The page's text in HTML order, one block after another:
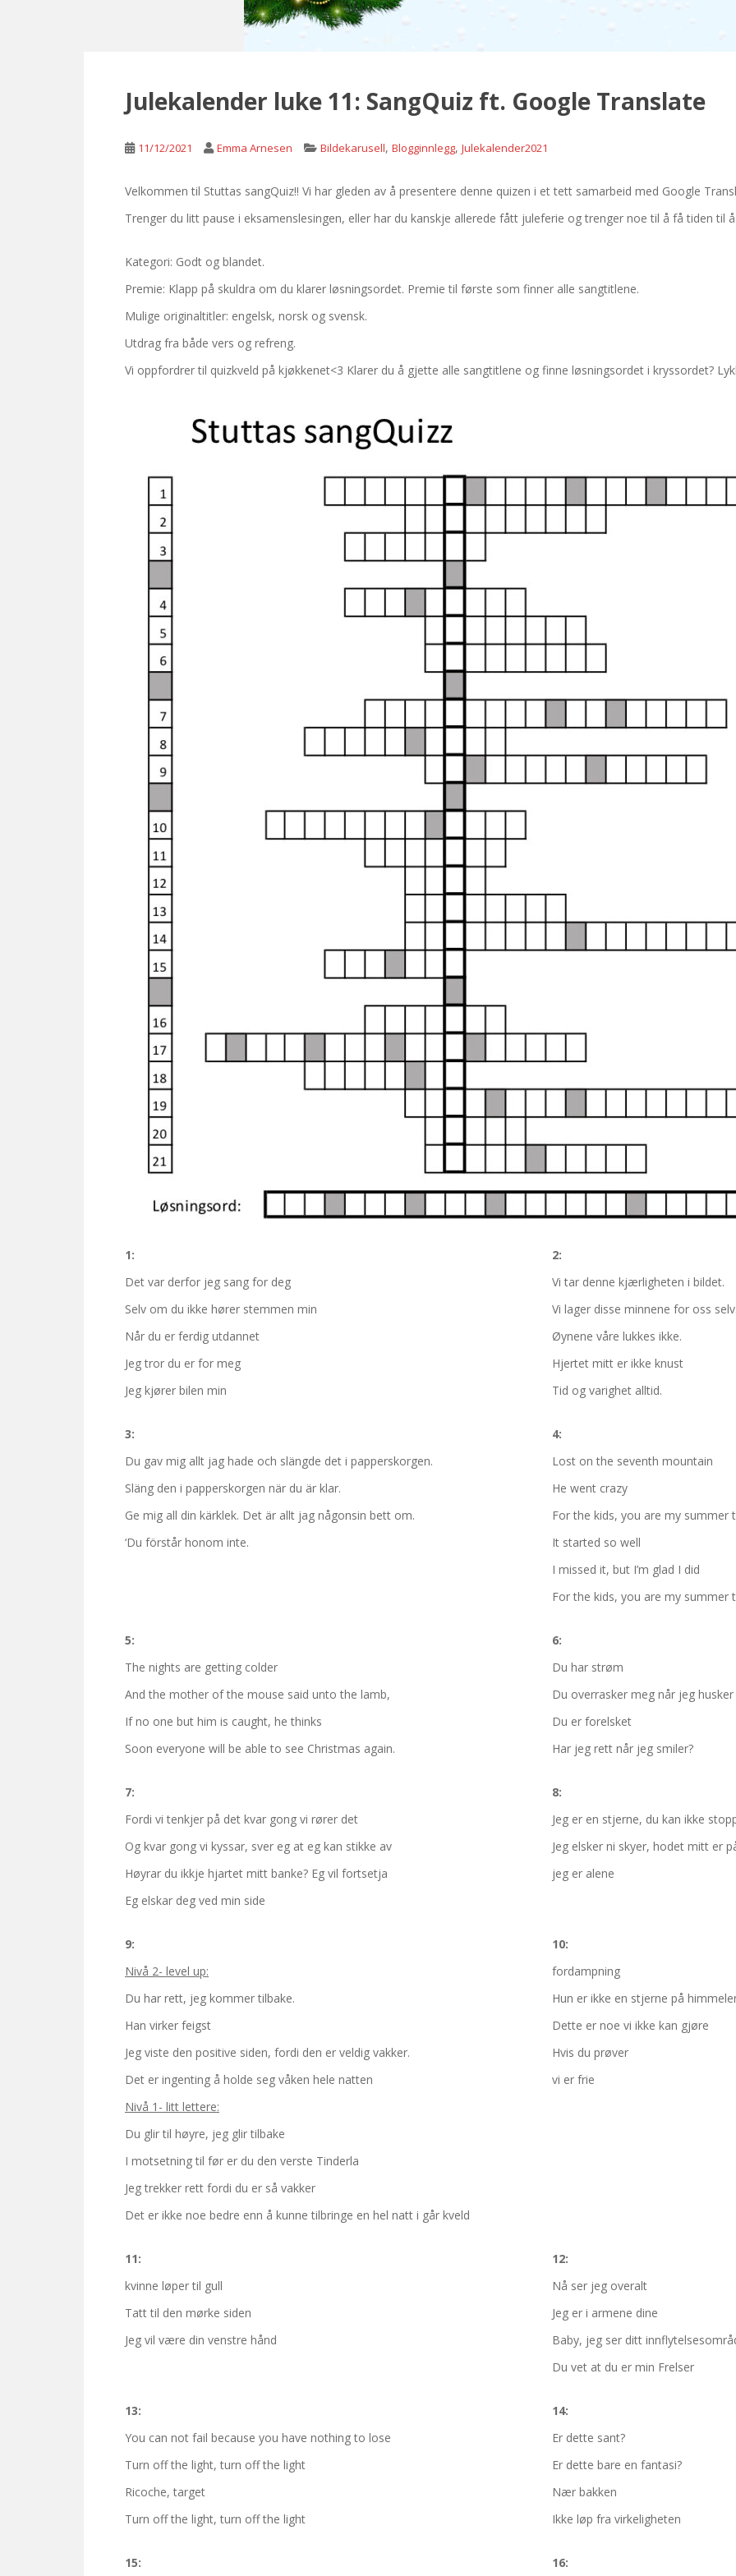
Julekalender luke 11: SangQuiz ft. Google Translate
11/12/2021 Emma Arnesen Bildekarusell, Blogginnlegg, Julekalender2021
Velkommen til Stuttas sangQuiz!! Vi har gleden av å presentere denne quizen i et tett samarbeid med Google
Trenger du litt pause i eksamenslesingen, eller har du kanskje allerede fått juleferie og trenger noe til å få tiden til
Kategori: Godt og blandet.
Premie: Klapp på skuldra om du klarer løsningsordet. Premie til første som finner alle sangtitlene.
Mulige originaltitler: engelsk, norsk og svensk.
Utdrag fra både vers og refreng.
Vi oppfordrer til quizkveld på kjøkkenet<3 Klarer du å gjette alle sangtitlene og finne løsningsordet i kryssordet?
1:
Det var derfor jeg sang for deg
Selv om du ikke hører stemmen min
Når du er ferdig utdannet
Jeg tror du er for meg
Jeg kjører bilen min
2:
Vi tar denne kjærligheten i bildet.
Vi lager disse minnene for oss
Øynene våre lukkes ikke.
Hjertet mitt er ikke knust
Tid og varighet alltid.
3:
Du gav mig allt jag hade och slängde det i papperskorgen.
Släng den i papperskorgen när du är klar.
Ge mig all din kärklek. Det är allt jag någonsin bett om.
‘Du förstår honom inte.
4:
Lost on the seventh mountain
He went crazy
For the kids, you are my summer
It started so well
I missed it, but I’m glad I did
For the kids, you are my summer
5:
The nights are getting colder
And the mother of the mouse said unto the lamb,
If no one but him is caught, he thinks
Soon everyone will be able to see Christmas again.
6:
Du har strøm
Du overrasker meg når jeg
Du er forelsket
Har jeg rett når jeg smiler?
7:
Fordi vi tenkjer på det kvar gong vi rører det
Og kvar gong vi kyssar, sver eg at eg kan stikke av
Høyrar du ikkje hjartet mitt banke? Eg vil fortsetja
Eg elskar deg ved min side
8:
Jeg er en stjerne, du kan ikke
Jeg elsker ni skyer, hodet mitt er
jeg er alene
9:
Nivå 2- level up:
Du har rett, jeg kommer tilbake.
Han virker feigst
Jeg viste den positive siden, fordi den er veldig vakker.
Det er ingenting å holde seg våken hele natten
Nivå 1- litt lettere:
Du glir til høyre, jeg glir tilbake
I motsetning til før er du den verste Tinderla
Jeg trekker rett fordi du er så vakker
Det er ikke noe bedre enn å kunne tilbringe en hel natt i går kveld
10:
fordampning
Hun er ikke en stjerne på
Dette er noe vi ikke kan gjøre
Hvis du prøver
vi er frie
11:
kvinne løper til gull
Tatt til den mørke siden
Jeg vil være din venstre hånd
12:
Nå ser jeg overalt
Jeg er i armene dine
Baby, jeg ser ditt
Du vet at du er min Frelser
13:
You can not fail because you have nothing to lose
Turn off the light, turn off the light
Ricoche, target
Turn off the light, turn off the light
14:
Er dette sant?
Er dette bare en fantasi?
Nær bakken
Ikke løp fra virkeligheten
15: 16: